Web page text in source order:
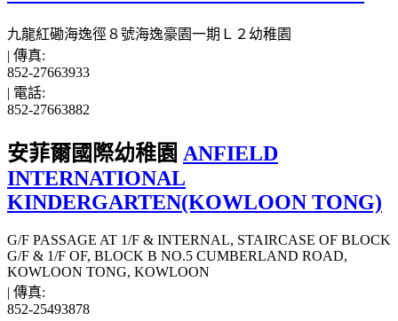
九龍紅磡海逸徑８號海逸豪園一期Ｌ２幼稚園
| 傳真:
852-27663933
| 電話:
852-27663882
安菲爾國際幼稚園 ANFIELD
INTERNATIONAL
KINDERGARTEN(KOWLOON TONG)
G/F PASSAGE AT 1/F & INTERNAL, STAIRCASE OF BLOCK
G/F & 1/F OF, BLOCK B NO.5 CUMBERLAND ROAD,
KOWLOON TONG, KOWLOON
| 傳真:
852-25493878